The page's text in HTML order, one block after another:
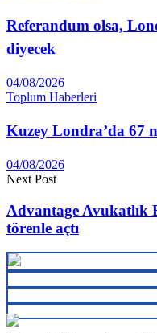
Referandum olsa,
diyecek
04/08/2026
Toplum Haberleri
Kuzey Londra’da 67
04/08/2026
Next Post
Advantage Avukatlık
törenle açtı